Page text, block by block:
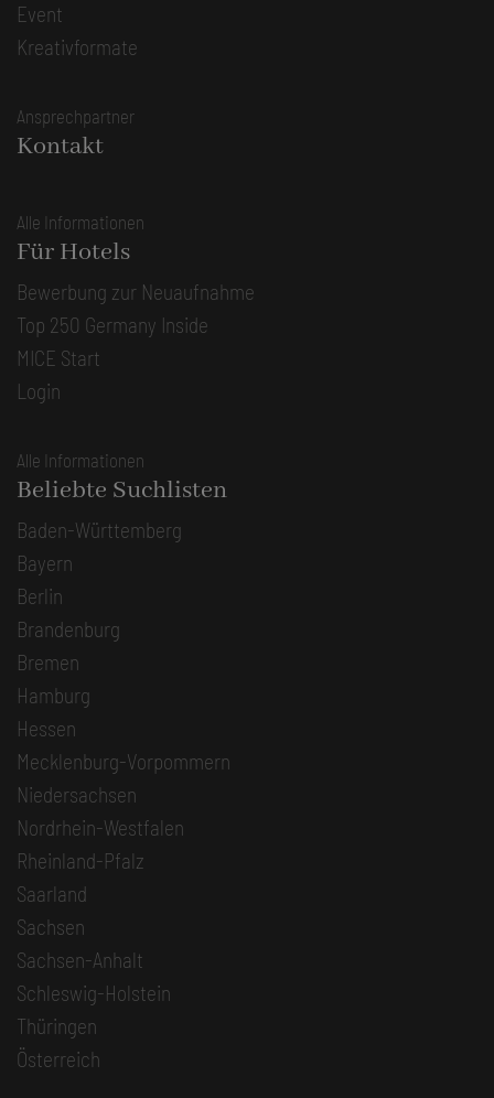
Event
Kreativformate
Ansprechpartner
Kontakt
Alle Informationen
Für Hotels
Bewerbung zur Neuaufnahme
Top 250 Germany Inside
MICE Start
Login
Alle Informationen
Beliebte Suchlisten
Baden-Württemberg
Bayern
Berlin
Brandenburg
Bremen
Hamburg
Hessen
Mecklenburg-Vorpommern
Niedersachsen
Nordrhein-Westfalen
Rheinland-Pfalz
Saarland
Sachsen
Sachsen-Anhalt
Schleswig-Holstein
Thüringen
Österreich